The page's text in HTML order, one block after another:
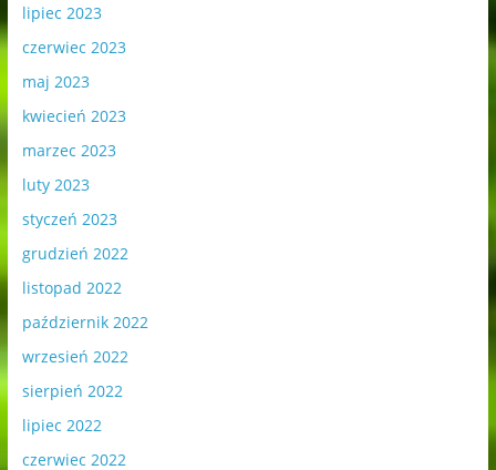
lipiec 2023
czerwiec 2023
maj 2023
kwiecień 2023
marzec 2023
luty 2023
styczeń 2023
grudzień 2022
listopad 2022
październik 2022
wrzesień 2022
sierpień 2022
lipiec 2022
czerwiec 2022